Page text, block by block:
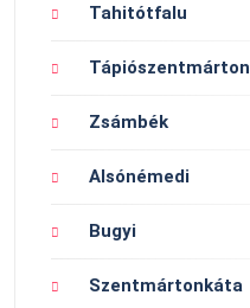
Tahitótfalu
Tápiószentmárton
Zsámbék
Alsónémedi
Bugyi
Szentmártonkáta